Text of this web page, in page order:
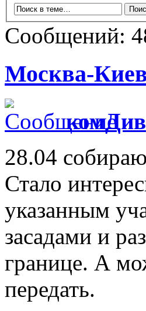
Сообщений:
Москва-
комДив
28.04
Стало
указанным
засадами и
границе. А
передать.